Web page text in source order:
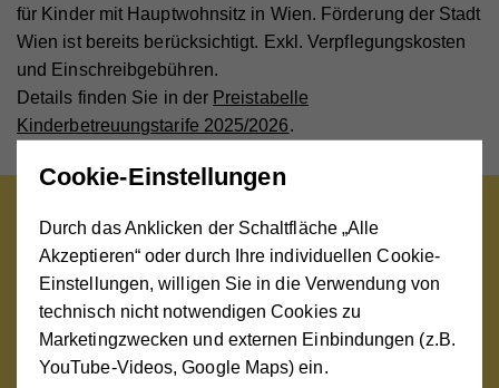
für Kinder mit Hauptwohnsitz in Wien. Förderung der Stadt
Wien ist bereits berücksichtigt. Exkl. Verpflegungskosten
und Einschreibgebühren.
Details finden Sie in der Preistabelle
Kinderbetreuungstarife 2025/2026.
Die Reduktion der Zusatzkosten
in Zeiten der Inflation ist wirklich
bemerkenswert und ein deutliches
Zeichen des Wiener Hilfswerks, mit
welcher Haltung Familien
Cookie-Einstellungen
Durch das Anklicken der Schaltfläche „Alle
Akzeptieren“ oder durch Ihre individuellen Cookie-
Einstellungen, willigen Sie in die Verwendung von
technisch nicht notwendigen Cookies zu
Marketingzwecken und externen Einbindungen (z.B.
YouTube-Videos, Google Maps) ein.